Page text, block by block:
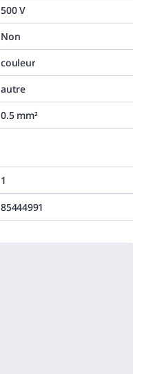
500 V
Non
couleur
autre
0.5 mm²
1
85444991